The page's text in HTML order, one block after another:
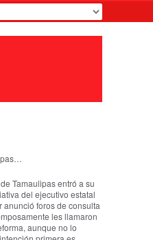
Tamaulipas entró a su
del ejecutivo estatal
foros de consulta
les llamaron
aunque no lo